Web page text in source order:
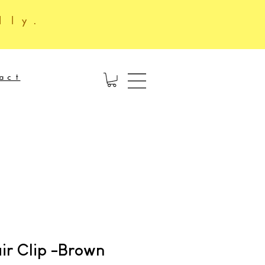
Clip -Brown